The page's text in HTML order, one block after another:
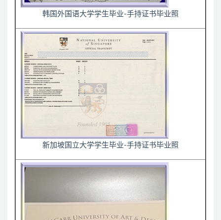
韩国外国语大学学生毕业-手持证书毕业照
新加坡国立大学学生毕业-手持证书毕业照